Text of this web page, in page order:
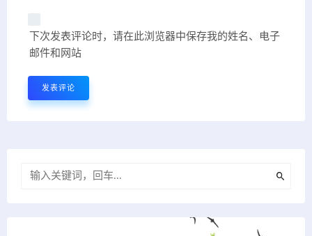
下次发表评论时，请在此浏览器中保存我的姓名、电子
邮件和网站